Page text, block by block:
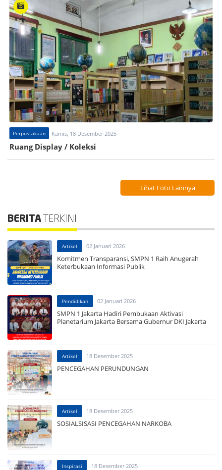
Perpustakaan Kamis, 18 Desember 2025
Ruang Display / Koleksi
Lihat Foto Lainnya
BERITA TERKINI
Artikel 02 Januari 2026
Komitmen Transparansi, SMPN 1 Raih Anugerah
Keterbukaan Informasi Publik
Pendidikan 02 Januari 2026
SMPN 1 Jakarta Hadiri Pembukaan Aktivasi
Planetarium Jakarta Bersama Gubernur DKI Jakarta
Artikel 18 Desember 2025
PENCEGAHAN PERUNDUNGAN
Artikel 18 Desember 2025
SOSIALSISASI PENCEGAHAN NARKOBA
Inspirasi 18 Desember 2025